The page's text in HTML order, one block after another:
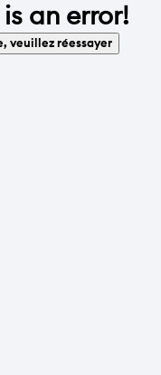
an error!
veuillez réessayer